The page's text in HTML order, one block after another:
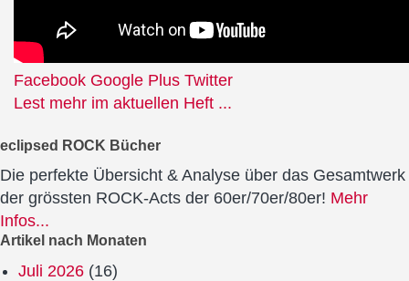
Facebook Google Plus Twitter
Lest mehr im aktuellen Heft ...
eclipsed ROCK Bücher
Die perfekte Übersicht & Analyse über das Gesamtwerk
der grössten ROCK-Acts der 60er/70er/80er! Mehr
Infos...
Artikel nach Monaten
Juli 2026 (16)